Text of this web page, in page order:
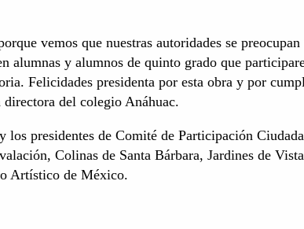
vemos que nuestras autoridades se
alumnas y alumnos de quinto grado que
Felicidades presidenta por esta obra y por
del colegio Anáhuac.
los presidentes de Comité de Participación
Colinas de Santa Bárbara, Jardines de
Artístico de México.